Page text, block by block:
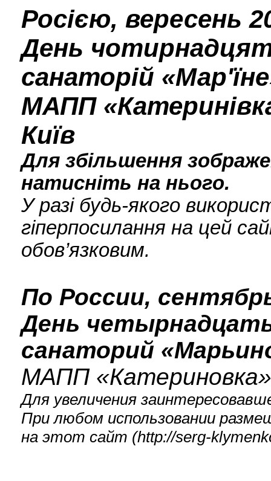
Росією, вересень
День
санаторій
МАПП
Київ
Для збільшення
натисніть на нього.
У разі будь-якого
гіперпосилання на цей
обов’язковим.
По России,
День
санаторий
МАПП
Для увеличения
При любом использовании
на этот сайт (http://serg-